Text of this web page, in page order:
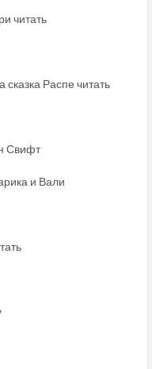
читать
Распе читать
Свифт
и Вали